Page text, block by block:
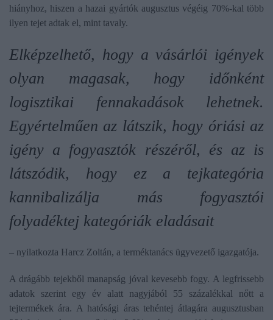
hiányhoz, hiszen a hazai gyártók augusztus végéig 70%-kal több
ilyen tejet adtak el, mint tavaly.
Elképzelhető, hogy a vásárlói igények
olyan magasak, hogy időnként
logisztikai fennakadások lehetnek.
Egyértelműen az látszik, hogy óriási az
igény a fogyasztók részéről, és az is
látszódik, hogy ez a tejkategória
kannibalizálja más fogyasztói
folyadéktej kategóriák eladásait
– nyilatkozta Harcz Zoltán, a terméktanács ügyvezető igazgatója.
A drágább tejekből manapság jóval kevesebb fogy. A legfrissebb
adatok szerint egy év alatt nagyjából 55 százalékkal nőtt a
tejtermékek ára. A hatósági áras tehéntej átlagára augusztusban